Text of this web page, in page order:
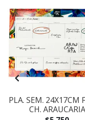
PLA. SEM. 24X17CM
CH. ARAUCARIA